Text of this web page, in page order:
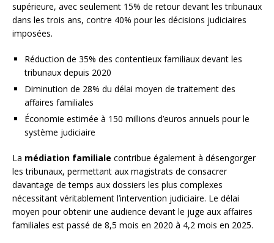
supérieure, avec seulement 15% de retour devant les tribunaux
dans les trois ans, contre 40% pour les décisions judiciaires
imposées.
Réduction de 35% des contentieux familiaux devant les
tribunaux depuis 2020
Diminution de 28% du délai moyen de traitement des
affaires familiales
Économie estimée à 150 millions d’euros annuels pour le
système judiciaire
La médiation familiale contribue également à désengorger
les tribunaux, permettant aux magistrats de consacrer
davantage de temps aux dossiers les plus complexes
nécessitant véritablement l’intervention judiciaire. Le délai
moyen pour obtenir une audience devant le juge aux affaires
familiales est passé de 8,5 mois en 2020 à 4,2 mois en 2025.